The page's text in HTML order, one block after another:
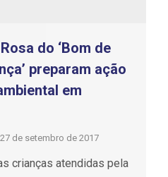
do ‘Bom de
preparam ação
em
27 de setembro de 2017
crianças atendidas pela